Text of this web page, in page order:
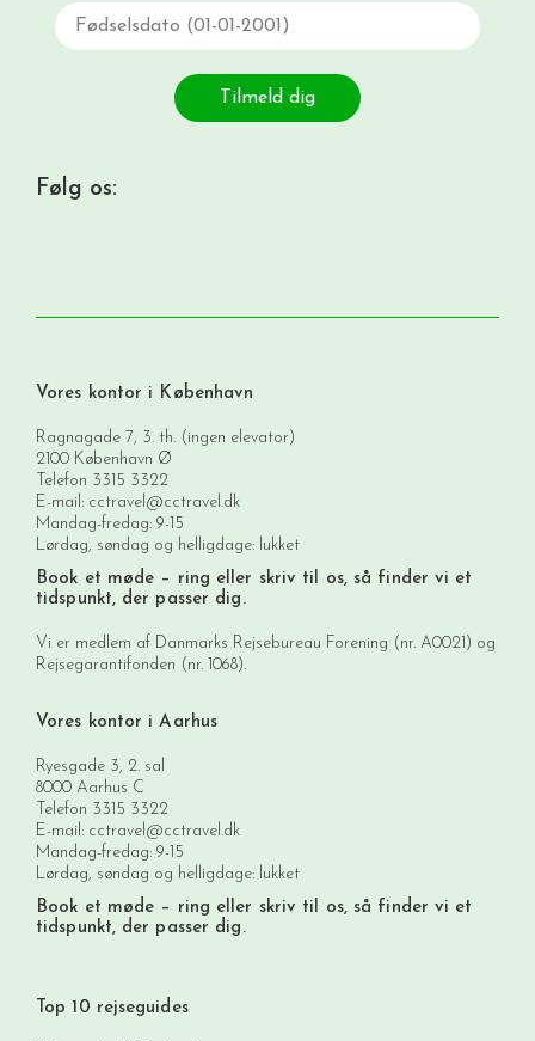
Fødselsdato
Tilmeld dig
Følg os:
Vores kontor i København
Ragnagade 7, 3. th. (ingen elevator)
2100 København Ø
Telefon 3315 3322
E-mail: cctravel@cctravel.dk
Mandag-fredag: 9-15
Lørdag, søndag og helligdage: lukket
Book et møde – ring eller skriv til os, så finder vi et
tidspunkt, der passer dig.
Vi er medlem af Danmarks Rejsebureau Forening (nr. A0021) og
Rejsegarantifonden (nr. 1068).
Vores kontor i Aarhus
Ryesgade 3, 2. sal
8000 Aarhus C
Telefon 3315 3322
E-mail: cctravel@cctravel.dk
Mandag-fredag: 9-15
Lørdag, søndag og helligdage: lukket
Book et møde – ring eller skriv til os, så finder vi et
tidspunkt, der passer dig.
Top 10 rejseguides